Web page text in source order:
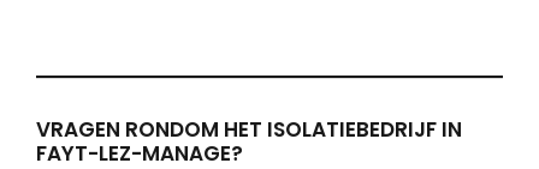
VRAGEN RONDOM HET ISOLATIEBEDRIJF IN
FAYT-LEZ-MANAGE?